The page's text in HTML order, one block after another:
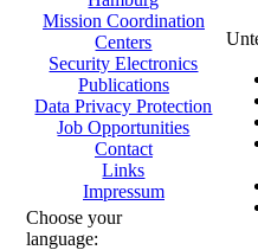
Mission Coordination
Centers
Security Electronics
Publications
Data Privacy Protection
Job Opportunities
Contact
Links
Impressum
Choose your
language: